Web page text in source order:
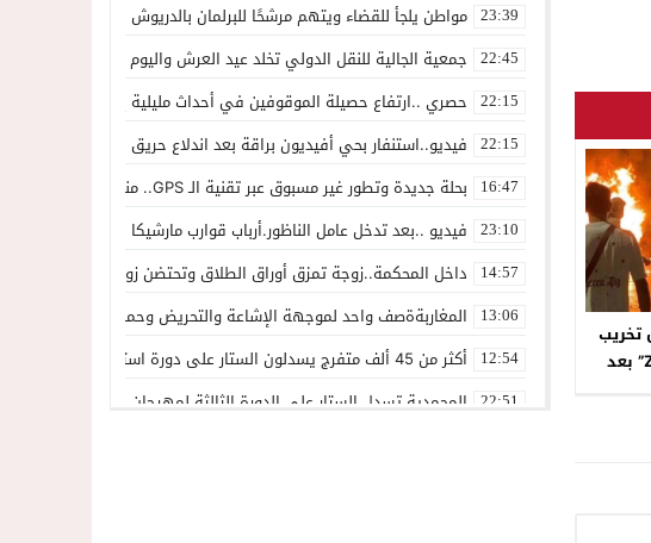
تخريب
وسط احتجاجات شباب “جيل Z” بعد
23:39 مواطن يلجأ للقضاء ويتهم مرشحًا للبرلمان بالدريوش بالاستيلاء على 22 مليون سنتيم
22:45 جمعية الجالية للنقل الدولي تخلد عيد العرش واليوم الوطني للمهاجر
22:15 حصري ..ارتفاع حصيلة الموقوفين في أحداث مليلية إلى 82 شخصًا وتحقيقات تقود إلى متابعات جنائية ثقيلة
22:15 فيديو..استنفار بحي أفيديون براقة بعد اندلاع حريق داخل ضيعة فلاحية
16:47 بحلة جديدة وتطور غير مسبوق عبر تقنية الـ GPS.. منصة “مرحباناظور” تعزز مكانتها كوجهة أولى لسكان إقليمي الناظور والدريوش
23:10 فيديو ..بعد تدخل عامل الناظور.أرباب قوارب مارشيكا يعلقون احتجاجهم
14:57 داخل المحكمة..زوجة تمزق أوراق الطلاق وتحتضن زوجها في لحظة
13:06 المغاربةةصف واحد لموجهة الإشاعة والتحريض وحملات التضليل
12:54 أكثر من 45 ألف متفرج يسدلون الستار على دورة استثنائية للمهرجان المتوسطي بالناظور
22:51 المحمدية تسدل الستار على الدورة الثالثة لمهرجان العيطة المرساوية